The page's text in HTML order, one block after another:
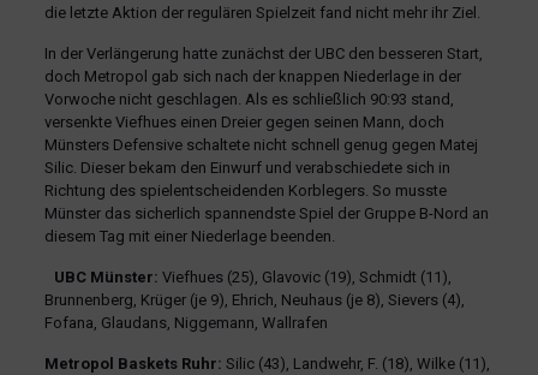
die letzte Aktion der regulären Spielzeit fand nicht mehr ihr Ziel.
In der Verlängerung hatte zunächst der UBC den besseren Start,
doch Metropol gab sich nach der knappen Niederlage in der
Vorwoche nicht geschlagen. Als es schließlich 90:93 stand,
versenkte Viefhues einen Dreier gegen seinen Mann, doch
Münsters Defensive schaltete nicht schnell genug gegen Matej
Silic. Dieser bekam den Einwurf und verabschiedete sich in
Richtung des spielentscheidenden Korblegers. So musste
Münster das sicherlich spannendste Spiel der Gruppe B-Nord an
diesem Tag mit einer Niederlage beenden.
UBC Münster: Viefhues (25), Glavovic (19), Schmidt (11),
Brunnenberg, Krüger (je 9), Ehrich, Neuhaus (je 8), Sievers (4),
Fofana, Glaudans, Niggemann, Wallrafen
Metropol Baskets Ruhr: Silic (43), Landwehr, F. (18), Wilke (11),